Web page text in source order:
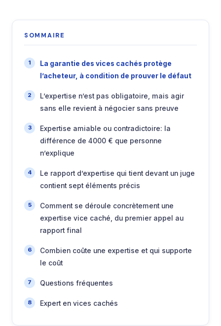
SOMMAIRE
La garantie des vices cachés protège
l’acheteur, à condition de prouver le défaut
L’expertise n’est pas obligatoire, mais agir
sans elle revient à négocier sans preuve
Expertise amiable ou contradictoire: la
différence de 4000 € que personne
n’explique
Le rapport d’expertise qui tient devant un juge
contient sept éléments précis
Comment se déroule concrètement une
expertise vice caché, du premier appel au
rapport final
Combien coûte une expertise et qui supporte
le coût
Questions fréquentes
Expert en vices cachés